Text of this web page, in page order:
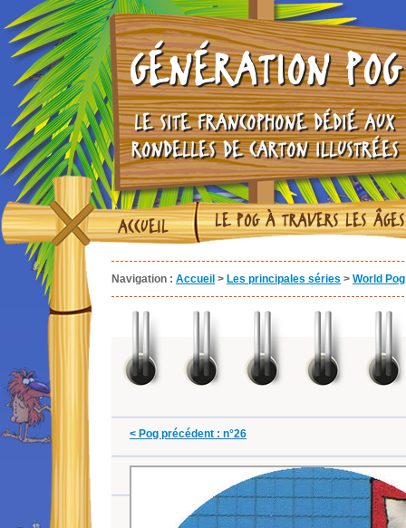
GÉNÉRATION POG
LE SITE FRANCOPHONE DÉDIÉ AUX
RONDELLES DE CARTON ILLUSTRÉES
ACCUEIL LE POG À TRAVERS LES ÂGES
Navigation : Accueil > Les principales séries > World
< Pog précédent : n°26